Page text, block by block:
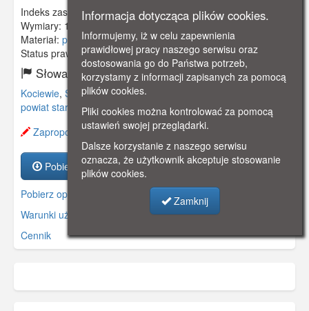
Indeks zasobu:GSP00032
Wymiary: 140 x 90 mm
Materiał: pocztówka
Status prawny:Użycie Niekomercyjne
Słowa kluczowe:
Kociewie, Skórcz,Skurz,panorama miasta
powiat starogardzki,
Zaproponuj zmianę opisu.
Pobierz zasób
Pobierz opis
Warunki używania zasobów.
Cennik
Informacja dotycząca plików cookies.
Informujemy, iż w celu zapewnienia
prawidłowej pracy naszego serwisu oraz
dostosowania go do Państwa potrzeb,
korzystamy z informacji zapisanych za pomocą
plików cookies.
Pliki cookies można kontrolować za pomocą
ustawień swojej przeglądarki.
Dalsze korzystanie z naszego serwisu
oznacza, że użytkownik akceptuje stosowanie
plików cookies.
Zamknij